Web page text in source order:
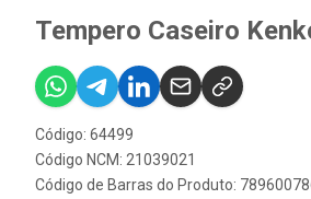
Tempero Caseiro
Código: 64499
Código NCM: 21039021
Código de Barras do Produto: